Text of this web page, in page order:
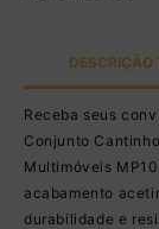
DESCRIÇÃO
Receba seus
Conjunto
Multimóveis
acabamento
durabilidade e